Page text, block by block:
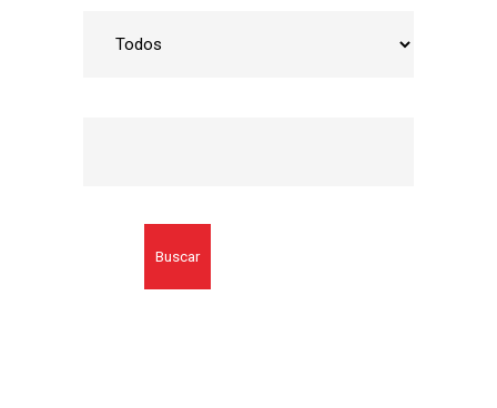
Buscar